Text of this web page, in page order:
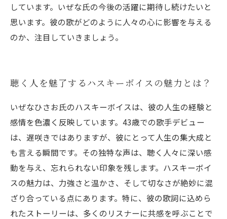
しています。いぜな氏の今後の活躍に期待し続けたいと
思います。彼の歌がどのように人々の心に影響を与える
のか、注目していきましょう。
聴く人を魅了するハスキーボイスの魅力とは？
いぜなひさお氏のハスキーボイスは、彼の人生の経験と
感情を色濃く反映しています。43歳での歌手デビュー
は、遅咲きではありますが、彼にとって人生の集大成と
も言える瞬間です。その独特な声は、聴く人々に深い感
動を与え、忘れられない印象を残します。ハスキーボイ
スの魅力は、力強さと温かさ、そして切なさが絶妙に混
ざり合っている点にあります。特に、彼の歌詞に込めら
れたストーリーは、多くのリスナーに共感を呼ぶことで